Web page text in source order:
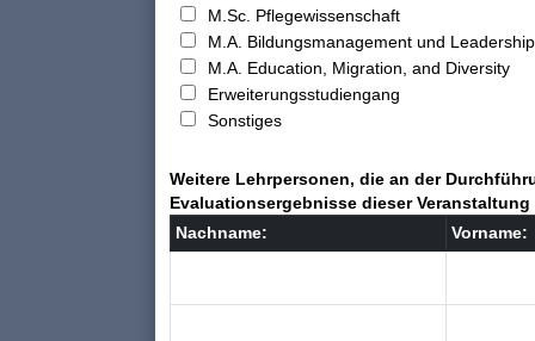
M.Sc. Pflegewissenschaft
M.A. Bildungsmanagement und
M.A. Education, Migration, and Diversity
Erweiterungsstudiengang
Sonstiges
Weitere Lehrpersonen, die an der
Evaluationsergebnisse dieser
Nachname:
Vorname: